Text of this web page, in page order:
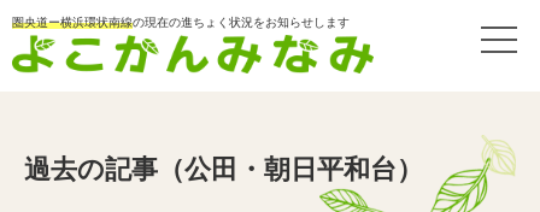
圏央道ー横浜環状南線の現在の進ちょく状況をお知らせします
過去の記事（公田・朝日平和台）